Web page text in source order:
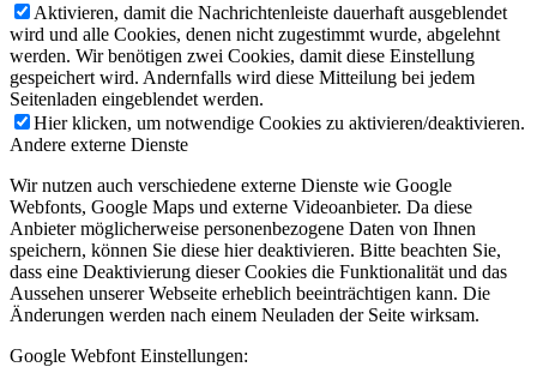
Aktivieren, damit die Nachrichtenleiste dauerhaft ausgeblendet
wird und alle Cookies, denen nicht zugestimmt wurde, abgelehnt
werden. Wir benötigen zwei Cookies, damit diese Einstellung
gespeichert wird. Andernfalls wird diese Mitteilung bei jedem
Seitenladen eingeblendet werden.
Hier klicken, um notwendige Cookies zu aktivieren/deaktivieren.
Andere externe Dienste
Wir nutzen auch verschiedene externe Dienste wie Google
Webfonts, Google Maps und externe Videoanbieter. Da diese
Anbieter möglicherweise personenbezogene Daten von Ihnen
speichern, können Sie diese hier deaktivieren. Bitte beachten Sie,
dass eine Deaktivierung dieser Cookies die Funktionalität und das
Aussehen unserer Webseite erheblich beeinträchtigen kann. Die
Änderungen werden nach einem Neuladen der Seite wirksam.
Google Webfont Einstellungen: